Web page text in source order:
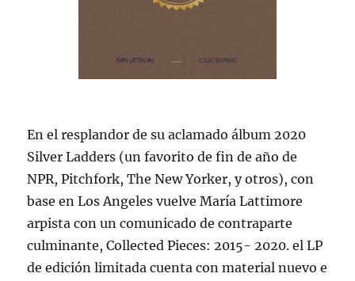
En el resplandor de su aclamado álbum 2020
Silver Ladders (un favorito de fin de año de
NPR, Pitchfork, The New Yorker, y otros), con
base en Los Angeles vuelve María Lattimore
arpista con un comunicado de contraparte
culminante, Collected Pieces: 2015- 2020. el LP
de edición limitada cuenta con material nuevo e